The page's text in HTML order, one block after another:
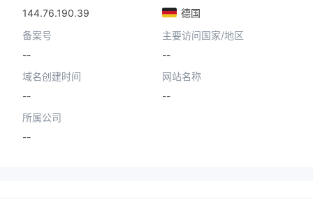
144.76.190.39
德国
备案号
--
主要访问国家/地区
--
域名创建时间
--
网站名称
--
所属公司
--